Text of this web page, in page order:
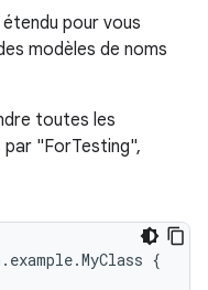
pour vous
modèles de noms
toutes les
"ForTesting",
{